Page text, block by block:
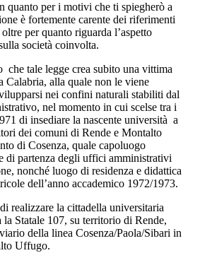
quanto per i motivi che ti spiegherò a
è fortemente carente dei riferimenti
per quanto riguarda l’aspetto
società coinvolta.
che tale legge crea subito una vittima
Calabria, alla quale non le viene
nei confini naturali stabiliti dal
nel momento in cui scelse tra i
di insediare la nascente università a
dei comuni di Rende e Montalto
di Cosenza, quale capoluogo
di partenza degli uffici amministrativi
nonché luogo di residenza e didattica
dell’anno accademico 1972/1973.
realizzare la cittadella universitaria
la Statale 107, su territorio di Rende,
della linea Cosenza/Paola/Sibari in
Uffugo.